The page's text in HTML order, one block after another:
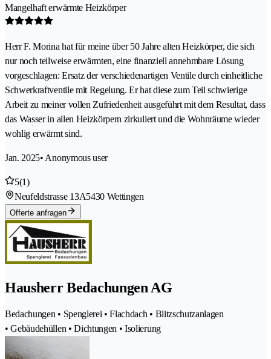
Mangelhaft erwärmte Heizkörper
Herr F. Morina hat für meine über 50 Jahre alten Heizkörper, die sich
nur noch teilweise erwärmten, eine finanziell annehmbare Lösung
vorgeschlagen: Ersatz der verschiedenartigen Ventile durch einheitliche
Schwerkraftventile mit Regelung. Er hat diese zum Teil schwierige
Arbeit zu meiner vollen Zufriedenheit ausgeführt mit dem Resultat, dass
das Wasser in allen Heizkörpern zirkuliert und die Wohnräume wieder
wohlig erwärmt sind.
Jan. 2025• Anonymous user
5(1)
Neufeldstrasse 13A5430 Wettingen
Offerte anfragen
Hausherr Bedachungen AG
Bedachungen • Spenglerei • Flachdach • Blitzschutzanlagen
• Gebäudehüllen • Dichtungen • Isolierung